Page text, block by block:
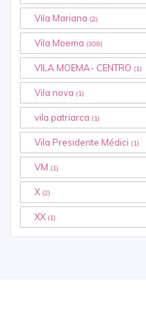
Vila Mariana (2)
Vila Moema (308)
VILA MOEMA- CENTRO (1)
Vila nova (1)
vila patriarca (1)
Vila Presidente Médici (1)
VM (1)
X (2)
XX (1)